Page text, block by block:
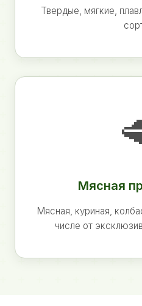
Твердые, мягкие,
Мясная
Мясная, куриная,
числе от